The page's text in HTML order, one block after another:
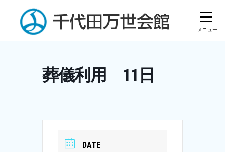
content
葬儀利用 11日
DATE